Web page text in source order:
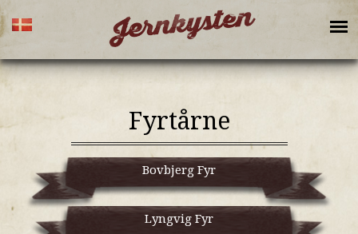
Fyrtårne
Bovbjerg Fyr
Lyngvig Fyr